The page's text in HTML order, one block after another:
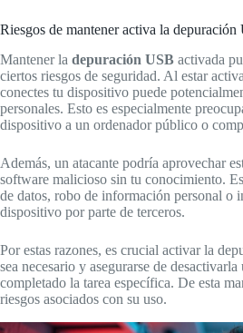
Riesgos de mantener activa la depuración
Mantener la depuración USB activada
ciertos riesgos de seguridad. Al estar
conectes tu dispositivo puede
personales. Esto es especialmente
dispositivo a un ordenador público o
Además, un atacante podría aprovechar
software malicioso sin tu conocimiento.
de datos, robo de información personal o
dispositivo por parte de terceros.
Por estas razones, es crucial activar la
sea necesario y asegurarse de
completado la tarea específica. De esta
riesgos asociados con su uso.